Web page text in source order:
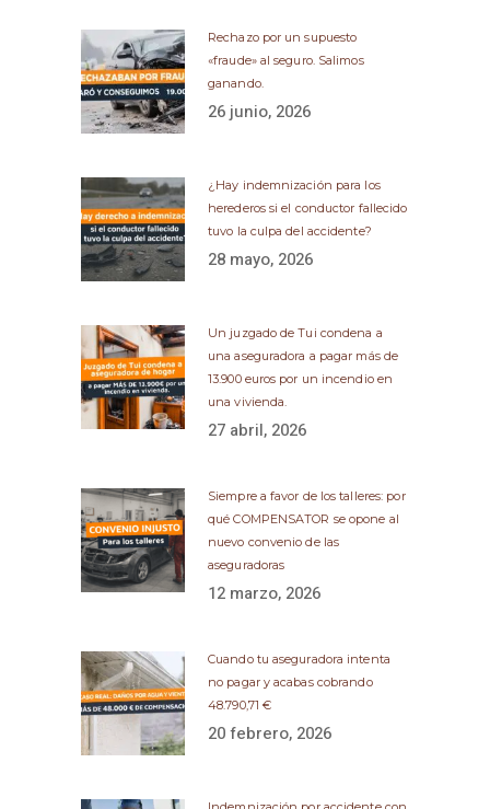
Rechazo por un supuesto
«fraude» al seguro. Salimos
ganando.
26 junio, 2026
¿Hay indemnización para los
herederos si el conductor fallecido
tuvo la culpa del accidente?
28 mayo, 2026
Un juzgado de Tui condena a
una aseguradora a pagar más de
13.900 euros por un incendio en
una vivienda.
27 abril, 2026
Siempre a favor de los talleres: por
qué COMPENSATOR se opone al
nuevo convenio de las
aseguradoras
12 marzo, 2026
Cuando tu aseguradora intenta
no pagar y acabas cobrando
48.790,71 €
20 febrero, 2026